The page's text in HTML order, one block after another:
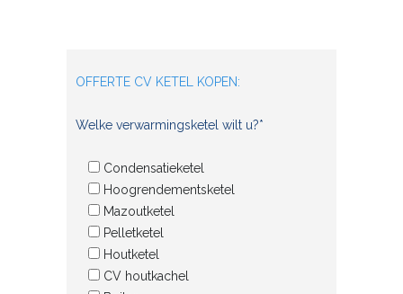
OFFERTE CV KETEL KOPEN:
Welke verwarmingsketel wilt u?*
Condensatieketel
Hoogrendementsketel
Mazoutketel
Pelletketel
Houtketel
CV houtkachel